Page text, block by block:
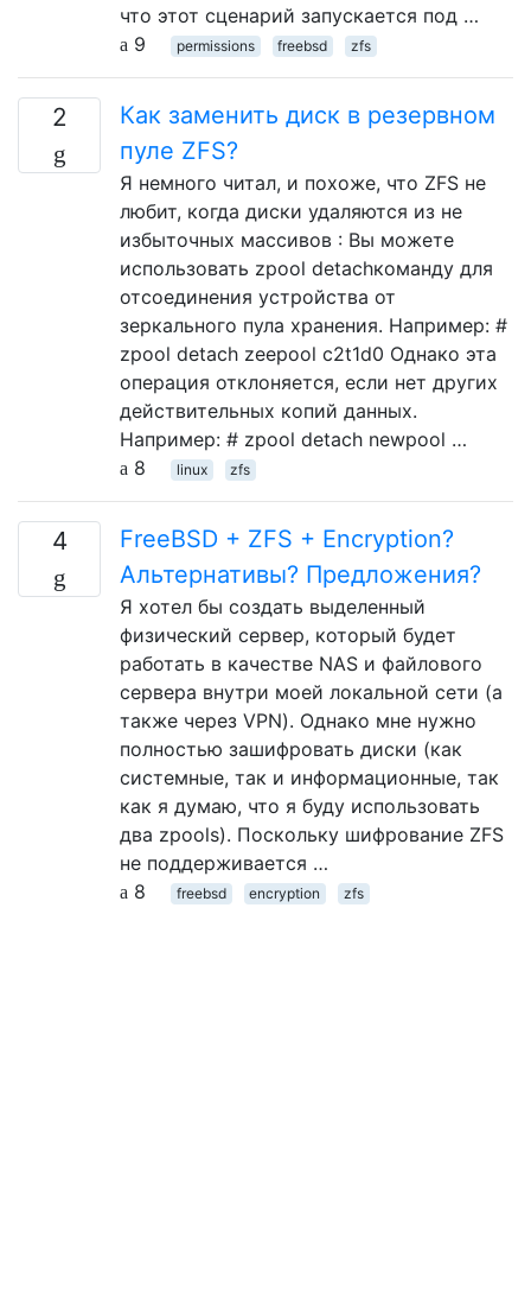
что этот сценарий запускается под …
9
permissions freebsd zfs
2
Как заменить диск в резервном
пуле ZFS?
Я немного читал, и похоже, что ZFS не
любит, когда диски удаляются из не
избыточных массивов : Вы можете
использовать zpool detachкоманду для
отсоединения устройства от
зеркального пула хранения. Например: #
zpool detach zeepool c2t1d0 Однако эта
операция отклоняется, если нет других
действительных копий данных.
Например: # zpool detach newpool …
8
linux zfs
4
FreeBSD + ZFS + Encryption?
Альтернативы? Предложения?
Я хотел бы создать выделенный
физический сервер, который будет
работать в качестве NAS и файлового
сервера внутри моей локальной сети (а
также через VPN). Однако мне нужно
полностью зашифровать диски (как
системные, так и информационные, так
как я думаю, что я буду использовать
два zpools). Поскольку шифрование ZFS
не поддерживается …
8
freebsd encryption zfs